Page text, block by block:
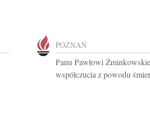
POZNAŃ
Panu Pawłowi
współczucia z powodu